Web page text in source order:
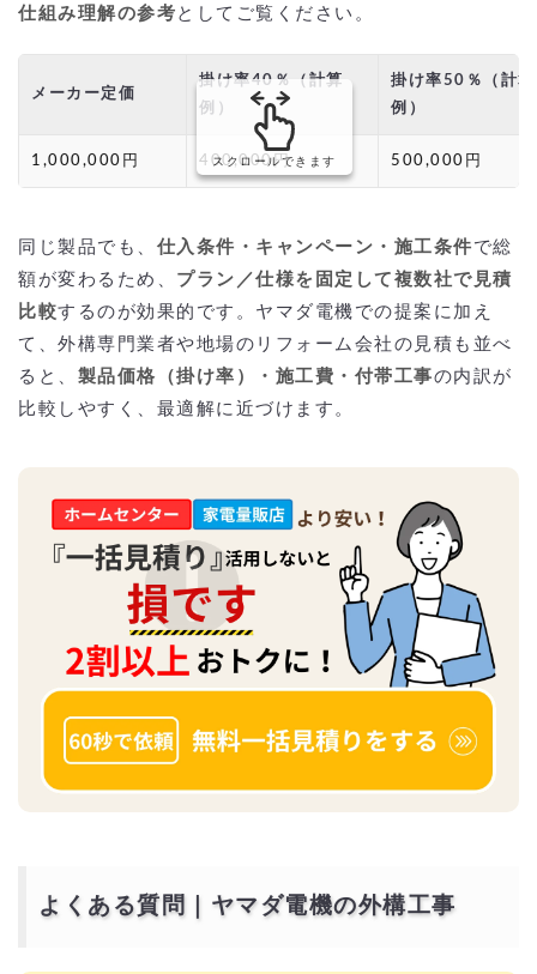
仕組み理解の参考 としてご覧ください。
メーカー定価
掛け率40％（計算
例）
掛け率50％（計算
例）
1,000,000円 400,000円 500,000円
スクロールできます
同じ製品でも、 仕入条件・キャンペーン・施工条件 で総
額が変わるため、 プラン／仕様を固定して複数社で見積
比較するのが効果的です。ヤマダ電機での提案に加え
て、外構専門業者や地場のリフォーム会社の見積も並べ
ると、 製品価格（掛け率）・施工費・付帯工事の内訳が
比較しやすく、最適解に近づけます。
よくある質問｜ヤマダ電機の外構工事